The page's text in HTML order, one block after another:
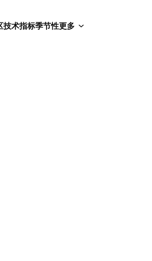
技术指标季节性更多